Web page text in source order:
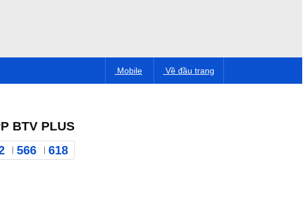
Mobile Về đầu trang
BTV PLUS
566 618